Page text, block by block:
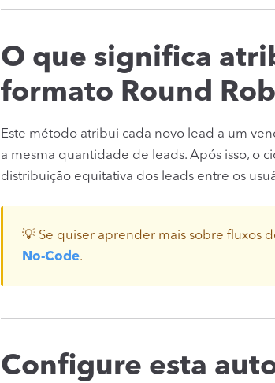
O que significa
formato Round
Este método atribui cada novo lead a um
a mesma quantidade de leads. Após isso, o
distribuição equitativa dos leads entre os
💡 Se quiser aprender mais sobre fluxos
No-Code.
Configure esta